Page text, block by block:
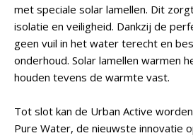
met speciale solar lamellen. Dit
isolatie en veiligheid. Dankzij de
geen vuil in het water terecht en
onderhoud. Solar lamellen warmen
houden tevens de warmte vast.
Tot slot kan de Urban Active
Pure Water, de nieuwste innovatie